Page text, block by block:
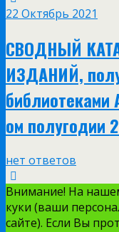
22 Октябрь 2021
СВОДНЫЙ
ИЗДАНИЙ,
библиотеками
ом полугодии
нет ответов
Внимание! На
куки (ваши
сайте). Если Вы